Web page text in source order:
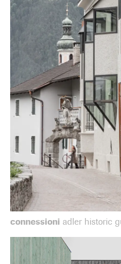
connessioni adler historic